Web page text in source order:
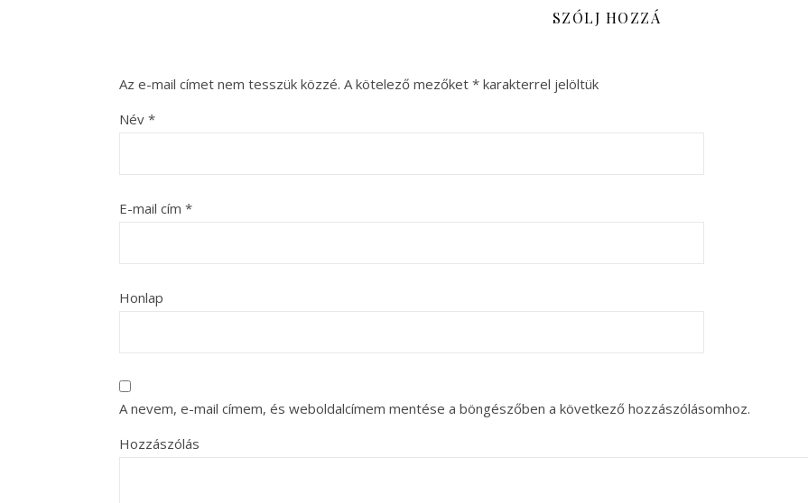
SZÓLJ HOZZÁ
Az e-mail címet nem tesszük közzé. A kötelező mezőket * karakterrel jelöltük
Név *
E-mail cím *
Honlap
A nevem, e-mail címem, és weboldalcímem mentése a böngészőben a következő hozzászólásomhoz.
Hozzászólás